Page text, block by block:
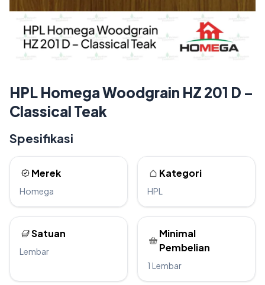
HPL Homega Woodgrain HZ 201 D –
Classical Teak
Spesifikasi
Merek
Homega
Kategori
HPL
Satuan
Lembar
Minimal
Pembelian
1 Lembar